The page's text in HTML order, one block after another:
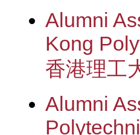
Alumni
Kong
香港理工
Alumni